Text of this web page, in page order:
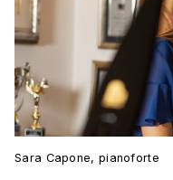
Sara Capone, pianoforte